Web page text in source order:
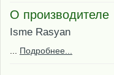
О производителе
Isme Rasyan
Подробнее...